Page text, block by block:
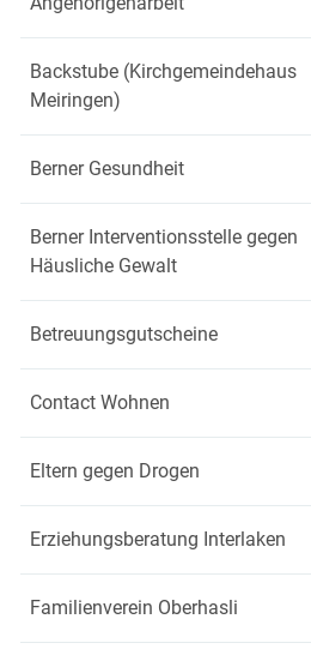
Backstube (Kirchgemeindehaus
Meiringen)
Berner Gesundheit
Berner Interventionsstelle gegen
Häusliche Gewalt
Betreuungsgutscheine
Contact Wohnen
Eltern gegen Drogen
Erziehungsberatung Interlaken
Familienverein Oberhasli